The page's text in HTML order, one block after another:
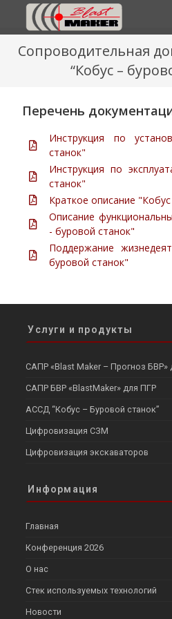
Сопроводительная
“Кобус –
Перечень
Инструкция по
станок"
Инструкция по
станок"
Краткое описание
Описание
- буровой станок"
Поддержание
буровой станок"
Услуги и продукты
САПР «Blast Maker – Прогноз БВР»
САПР БВР «BlastMaker» для ПГР
АССД “Кобус – Буровой станок”
Цифровизация СЗМ
Цифровизация экскаваторов
Информация
Главная
Конференция 2026
О нас
Стек используемых технологий
Новости